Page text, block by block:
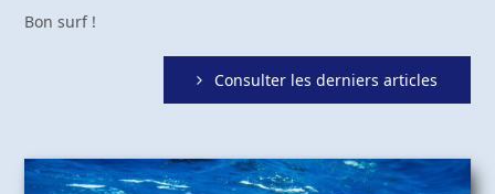
Bon surf !
Consulter les derniers articles